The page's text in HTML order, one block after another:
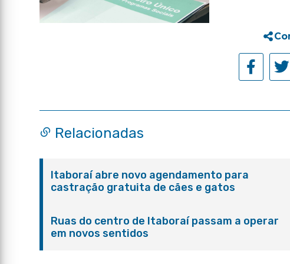
Relacionadas
Itaboraí abre novo agendamento para
castração gratuita de cães e gatos
Ruas do centro de Itaboraí passam a operar
em novos sentidos